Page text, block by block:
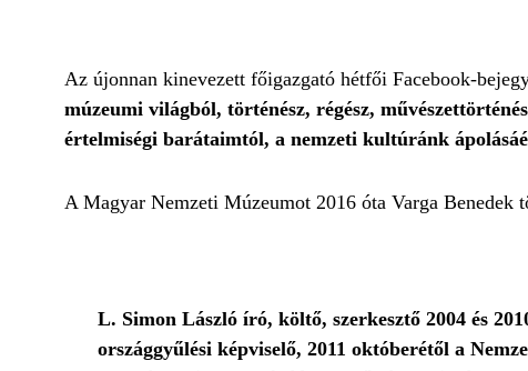
Az újonnan kinevezett főigazgató hétfői Facebook-
múzeumi világból, történész, régész,
értelmiségi barátaimtól, a nemzeti kultúránk
A Magyar Nemzeti Múzeumot 2016 óta Varga Benedek
L. Simon László író, költő, szerkesztő 2004 és
országgyűlési képviselő, 2011 októberétől a